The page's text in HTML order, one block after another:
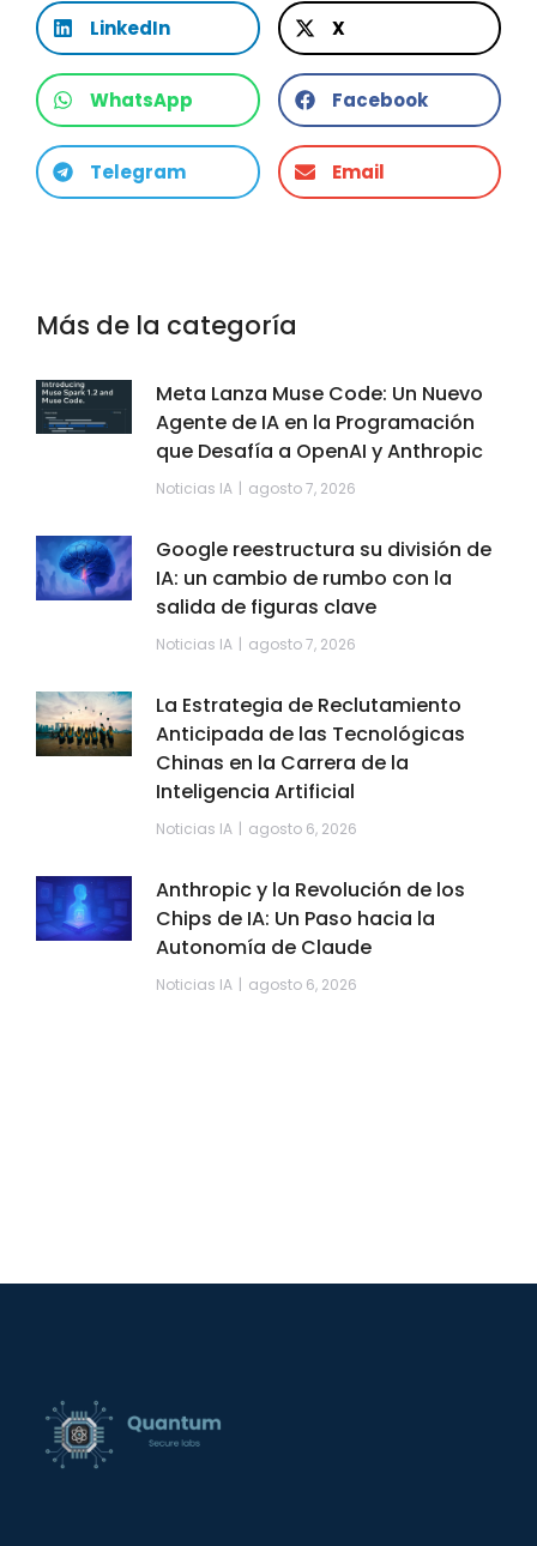
LinkedIn X
WhatsApp Facebook
Telegram Email
Más de la categoría
Meta Lanza Muse Code: Un Nuevo
Agente de IA en la Programación
que Desafía a OpenAI y Anthropic
Noticias IA agosto 7, 2026
Google reestructura su división de
IA: un cambio de rumbo con la
salida de figuras clave
Noticias IA agosto 7, 2026
La Estrategia de Reclutamiento
Anticipada de las Tecnológicas
Chinas en la Carrera de la
Inteligencia Artificial
Noticias IA agosto 6, 2026
Anthropic y la Revolución de los
Chips de IA: Un Paso hacia la
Autonomía de Claude
Noticias IA agosto 6, 2026